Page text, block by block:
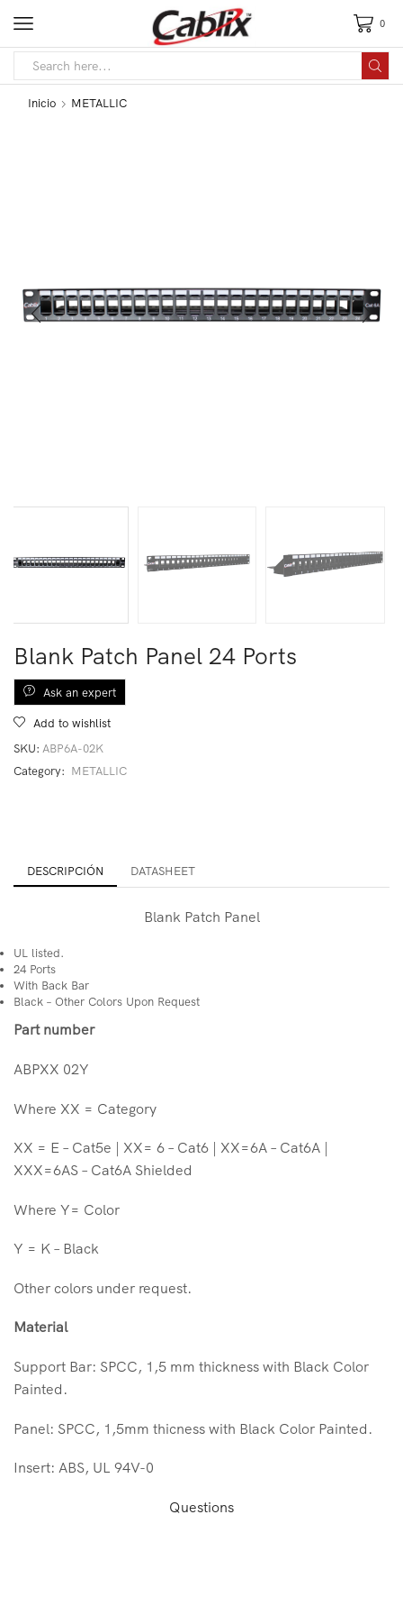
0
Inicio METALLIC
Blank Patch Panel 24 Ports
Ask an expert
Add to wishlist
SKU: ABP6A-02K
Category: METALLIC
DESCRIPCIÓN DATASHEET
Blank Patch Panel
UL listed.
24 Ports
With Back Bar
Black – Other Colors Upon Request
Part number
ABPXX 02Y
Where XX = Category
XX = E – Cat5e | XX= 6 – Cat6 | XX=6A – Cat6A |
XXX=6AS – Cat6A Shielded
Where Y= Color
Y = K – Black
Other colors under request.
Material
Support Bar: SPCC, 1,5 mm thickness with Black Color
Painted.
Panel: SPCC, 1,5mm thicness with Black Color Painted.
Insert: ABS, UL 94V-0
Questions